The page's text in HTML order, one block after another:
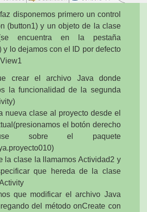
disponemos primero un control
(button1) y un objeto de la clase
encuentra en la pestaña
y lo dejamos con el ID por defecto
crear el archivo Java donde
la funcionalidad de la segunda
nueva clase al proyecto desde el
el botón derecho
sobre el paquete
la clase la llamamos Actividad2 y
que hereda de la clase
que modificar el archivo Java
del método onCreate con